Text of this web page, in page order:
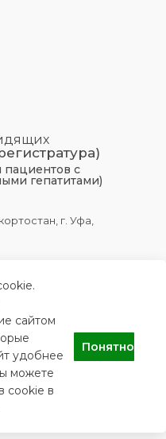
пациентов с
гепатитами)
г. Уфа,
и борьбе со
сайтом
удобнее
можете
cookie в
Понятно